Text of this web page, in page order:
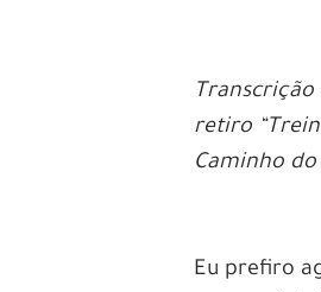
retiro
Caminho do
Eu prefiro